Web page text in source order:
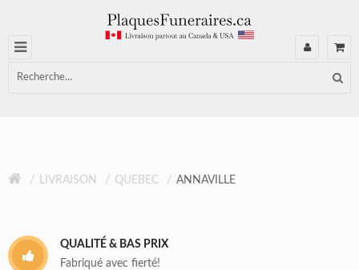
LIVRAISON QUEBEC ANNAVILLE
QUALITÉ & BAS PRIX
Fabriqué avec fierté!